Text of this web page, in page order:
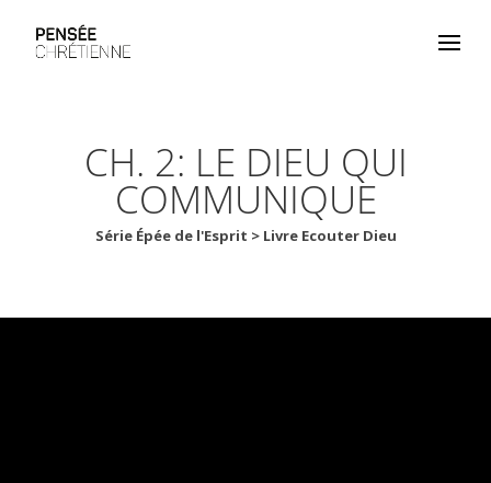
CH. 2: LE DIEU QUI
COMMUNIQUE
Série Épée de l'Esprit > Livre Ecouter Dieu